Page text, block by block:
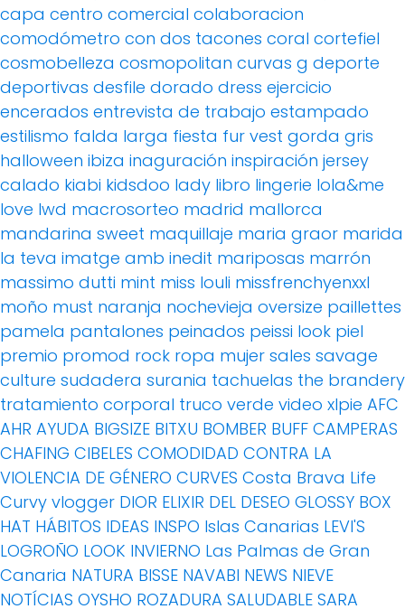
capa centro comercial colaboracion
comodómetro con dos tacones coral cortefiel
cosmobelleza cosmopolitan curvas g deporte
deportivas desfile dorado dress ejercicio
encerados entrevista de trabajo estampado
estilismo falda larga fiesta fur vest gorda gris
halloween ibiza inaguración inspiración jersey
calado kiabi kidsdoo lady libro lingerie lola&me
love lwd macrosorteo madrid mallorca
mandarina sweet maquillaje maria graor marida
la teva imatge amb inedit mariposas marrón
massimo dutti mint miss louli missfrenchyenxxl
moño must naranja nochevieja oversize paillettes
pamela pantalones peinados peissi look piel
premio promod rock ropa mujer sales savage
culture sudadera surania tachuelas the brandery
tratamiento corporal truco verde video xlpie AFC
AHR AYUDA BIGSIZE BITXU BOMBER BUFF CAMPERAS
CHAFING CIBELES COMODIDAD CONTRA LA
VIOLENCIA DE GÉNERO CURVES Costa Brava Life
Curvy vlogger DIOR ELIXIR DEL DESEO GLOSSY BOX
HAT HÁBITOS IDEAS INSPO Islas Canarias LEVI'S
LOGROÑO LOOK INVIERNO Las Palmas de Gran
Canaria NATURA BISSE NAVABI NEWS NIEVE
NOTÍCIAS OYSHO ROZADURA SALUDABLE SARA